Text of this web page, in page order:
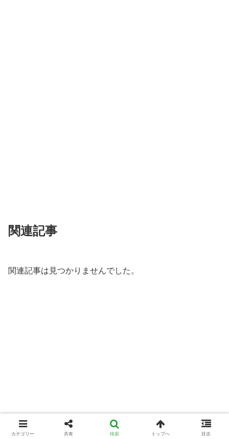
関連記事
関連記事は見つかりませんでした。
カテゴリー 共有 検索 トップへ 目次